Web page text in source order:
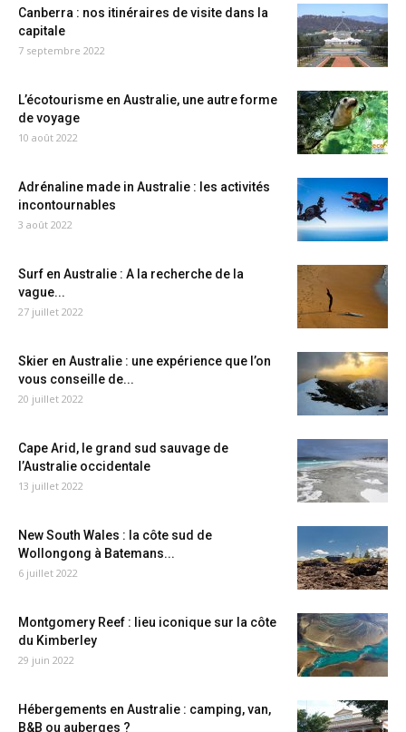
Canberra : nos itinéraires de visite dans la
capitale
7 septembre 2022
L’écotourisme en Australie, une autre forme
de voyage
10 août 2022
Adrénaline made in Australie : les activités
incontournables
3 août 2022
Surf en Australie : A la recherche de la
vague...
27 juillet 2022
Skier en Australie : une expérience que l’on
vous conseille de...
20 juillet 2022
Cape Arid, le grand sud sauvage de
l’Australie occidentale
13 juillet 2022
New South Wales : la côte sud de
Wollongong à Batemans...
6 juillet 2022
Montgomery Reef : lieu iconique sur la côte
du Kimberley
29 juin 2022
Hébergements en Australie : camping, van,
B&B ou auberges ?